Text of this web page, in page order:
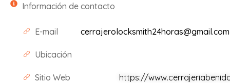
Información de contacto
E-mail cerrajerolocksmith24horas@gmail.com
Ubicación
Sitio Web https://